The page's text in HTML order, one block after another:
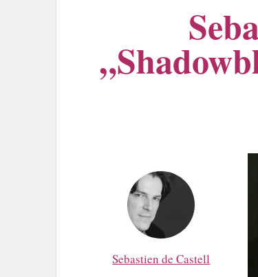
Sebastien de Castell